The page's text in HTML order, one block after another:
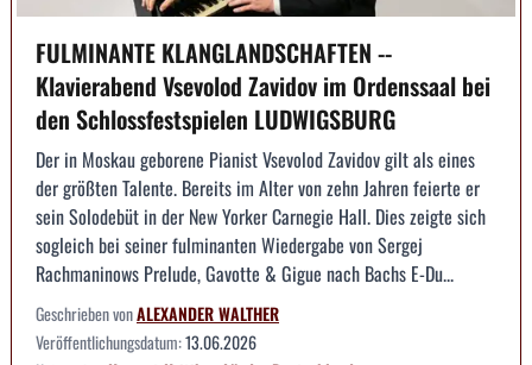
FULMINANTE KLANGLANDSCHAFTEN --
Klavierabend Vsevolod Zavidov im Ordenssaal bei
den Schlossfestspielen LUDWIGSBURG
Der in Moskau geborene Pianist Vsevolod Zavidov gilt als eines
der größten Talente. Bereits im Alter von zehn Jahren feierte er
sein Solodebüt in der New Yorker Carnegie Hall. Dies zeigte sich
sogleich bei seiner fulminanten Wiedergabe von Sergej
Rachmaninows Prelude, Gavotte & Gigue nach Bachs E-Du...
Geschrieben vonALEXANDER WALTHER
Veröffentlichungsdatum:13.06.2026